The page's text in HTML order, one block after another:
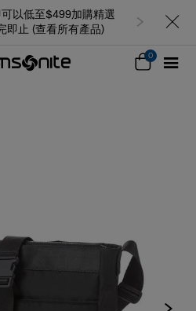
以低至$499加購精選
即止 (查看所有產品)
0